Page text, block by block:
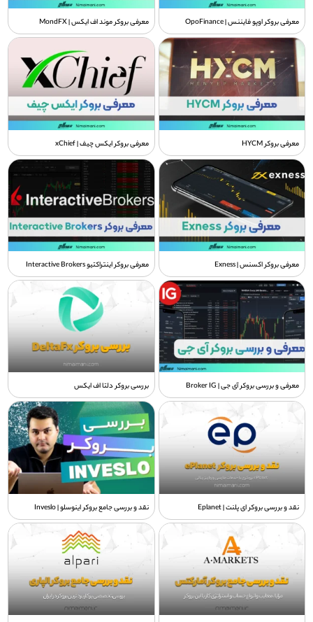
معرفی بروکر اوپو فایننس | OpoFinance معرفی بروکر موند اف ایکس | MondFX
معرفی بروکر HYCM معرفی بروکر ایکس چیف | xChief
معرفی بروکر اکسنس | Exness معرفی بروکر اینتراکتیو Interactive Brokers
معرفی و بررسی بروکر آی جی | Broker IG بررسی بروکر دلتا اف ایکس
نقد و بررسی بروکر ای پلنت | Eplanet نقد و بررسی جامع بروکر اینوسلو | Inveslo